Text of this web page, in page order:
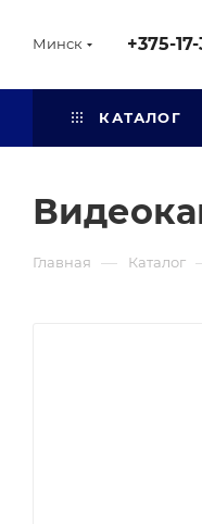
Минск +375-
КАТАЛОГ
Главная — Каталог